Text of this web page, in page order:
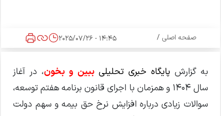
صفحه اصلی /
14:45 - 2025/07/26
به گزارش پایگاه خبری تحلیلی ببین و بخون، در آغاز
سال ۱۴۰۴ و همزمان با اجرای قانون برنامه هفتم توسعه،
سوالات زیادی درباره افزایش نرخ حق بیمه و سهم دولت